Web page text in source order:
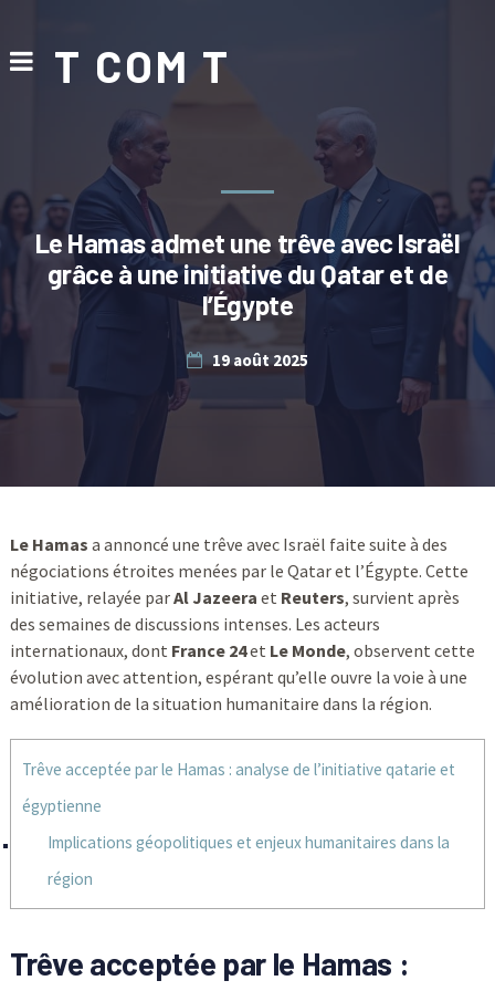
T COM T
Le Hamas admet une trêve avec Israël
grâce à une initiative du Qatar et de
l’Égypte
19 août 2025
Le Hamas a annoncé une trêve avec Israël faite suite à des
négociations étroites menées par le Qatar et l’Égypte. Cette
initiative, relayée parAl Jazeera et Reuters, survient après
des semaines de discussions intenses. Les acteurs
internationaux, dont France 24et Le Monde, observent cette
évolution avec attention, espérant qu’elle ouvre la voie à une
amélioration de la situation humanitaire dans la région.
Trêve acceptée par le Hamas : analyse de l’initiative qatarie et
égyptienne
Implications géopolitiques et enjeux humanitaires dans la
région
Trêve acceptée par le Hamas :